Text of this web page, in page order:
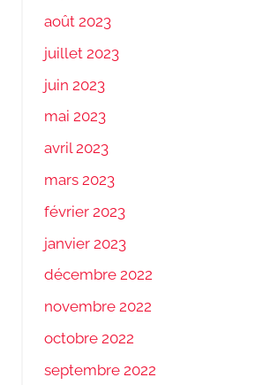
août 2023
juillet 2023
juin 2023
mai 2023
avril 2023
mars 2023
février 2023
janvier 2023
décembre 2022
novembre 2022
octobre 2022
septembre 2022